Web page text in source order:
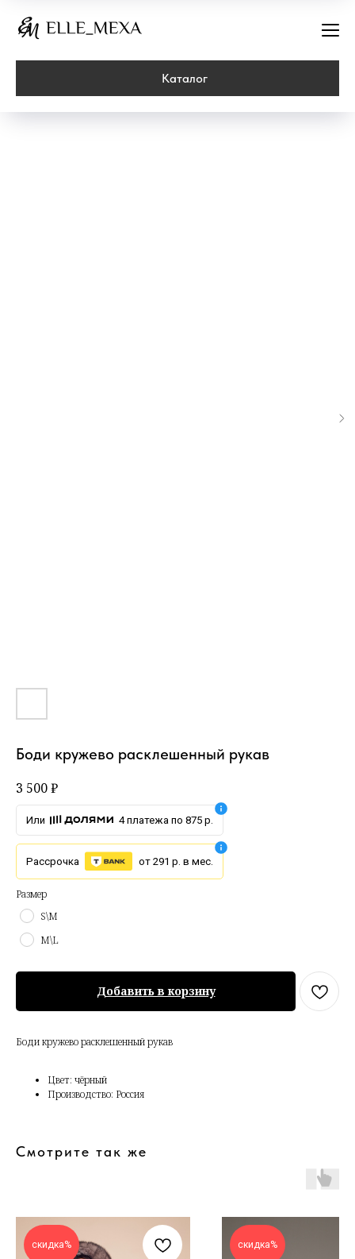
Каталог
Боди кружево расклешенный рукав
3 500₽
Или 4 платежа по 875 р.
Рассрочка от 291 р. в мес.
Размер
S\M
M\L
Добавить в корзину
Боди кружево расклешенный рукав
Цвет: чёрный
Производство: Россия
Смотрите так же
скидка% скидка%